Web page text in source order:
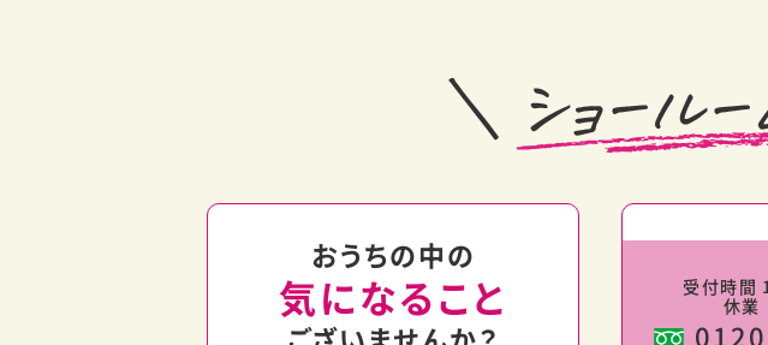
おうちの中の
気になること
受付時間
休業